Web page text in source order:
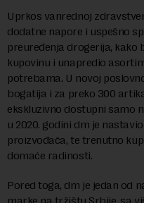
Uprkos vanrednoj
dodatne napore i uspešno
preuređenja drogerija,
kupovinu i unapredio
potrebama. U novoj
bogatija i za preko 300
ekskluzivno dostupni samo
u 2020. godini dm je
proizvođača, te trenutno
domaće radinosti.
Pored toga, dm je jedan od